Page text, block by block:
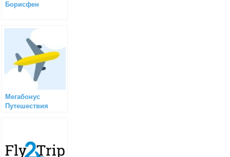
Борисфен
Мегабонус
Путешествия